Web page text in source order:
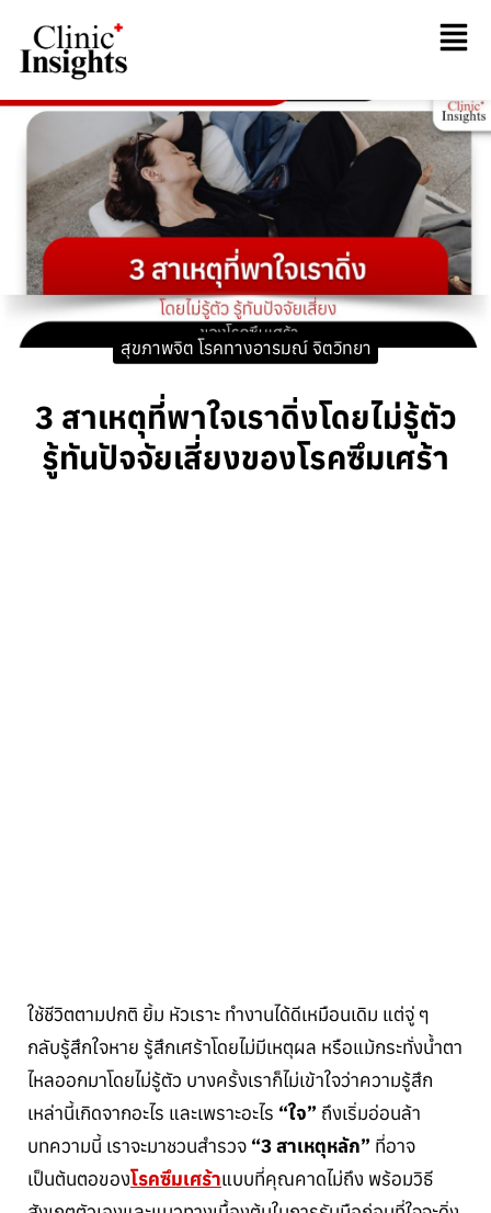
สุขภาพจิต โรคทางอารมณ์ จิตวิทยา
3 สาเหตุที่พาใจเราดิ่งโดยไม่รู้ตัว
รู้ทันปัจจัยเสี่ยงของโรคซึมเศร้า
ใช้ชีวิตตามปกติ ยิ้ม หัวเราะ ทำงานได้ดีเหมือนเดิม แต่จู่ ๆ
กลับรู้สึกใจหาย รู้สึกเศร้าโดยไม่มีเหตุผล หรือแม้กระทั่งน้ำตา
ไหลออกมาโดยไม่รู้ตัว บางครั้งเราก็ไม่เข้าใจว่าความรู้สึก
เหล่านี้เกิดจากอะไร และเพราะอะไร “ใจ” ถึงเริ่มอ่อนล้า
บทความนี้ เราจะมาชวนสำรวจ “3 สาเหตุหลัก” ที่อาจ
เป็นต้นตอของโรคซึมเศร้าแบบที่คุณคาดไม่ถึง พร้อมวิธี